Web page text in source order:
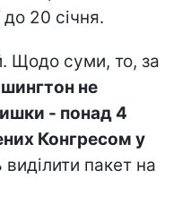
до 20 січня.
Щодо суми, то, за
не
- понад 4
Конгресом у
виділити пакет на